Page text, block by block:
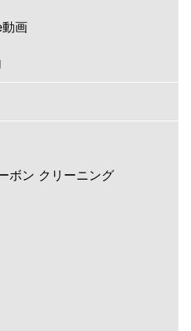
動画
ボン クリーニング